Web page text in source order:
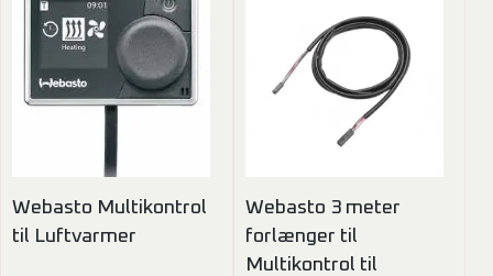
Webasto Multikontrol
til Luftvarmer
Webasto 3 meter
forlænger til
Multikontrol til